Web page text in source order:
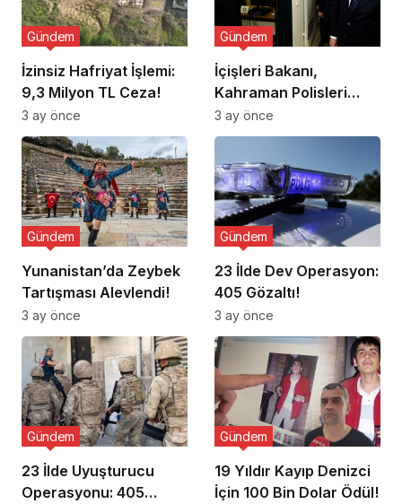
İzinsiz Hafriyat İşlemi:
9,3 Milyon TL Ceza!
Gündem
3 ay önce
İçişleri Bakanı,
Kahraman Polisleri
Ziyaret Etti
Gündem
3 ay önce
Yunanistan’da Zeybek
Tartışması Alevlendi!
Gündem
3 ay önce
23 İlde Dev Operasyon:
405 Gözaltı!
Gündem
3 ay önce
23 İlde Uyuşturucu
Operasyonu: 405
Gündem
19 Yıldır Kayıp Denizci
İçin 100 Bin Dolar Ödül!
Gündem